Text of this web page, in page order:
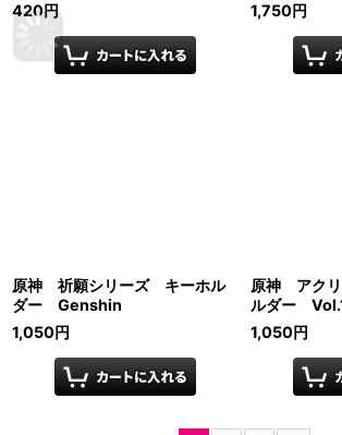
420円
1,750円
原神 祈願シリーズ キーホル
ダー Genshin
1,050円
原神 アクリ
ルダー
1,050円